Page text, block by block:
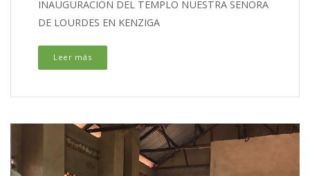
INAUGURACIÓN DEL TEMPLO NUESTRA SEÑORA
DE LOURDES EN KENZIGA
Leer más